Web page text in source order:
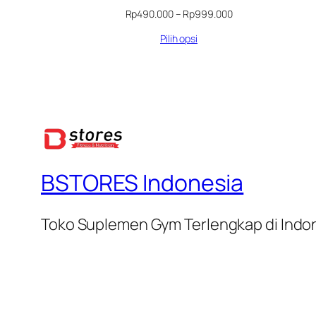
Rp490.000– Rp999.000Rentang
Pilih opsi
BSTORES Indonesia
Toko Suplemen Gym Terlengkap di